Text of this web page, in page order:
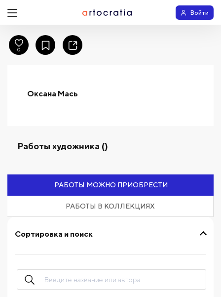
Войти
Оксана Мась
Работы художника ()
РАБОТЫ МОЖНО ПРИОБРЕСТИ
РАБОТЫ В КОЛЛЕКЦИЯХ
Сортировка и поиск
0